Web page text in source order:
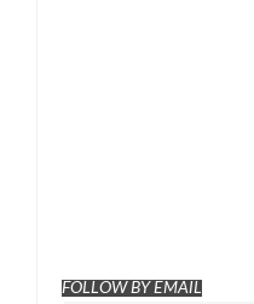
FOLLOW BY EMAIL